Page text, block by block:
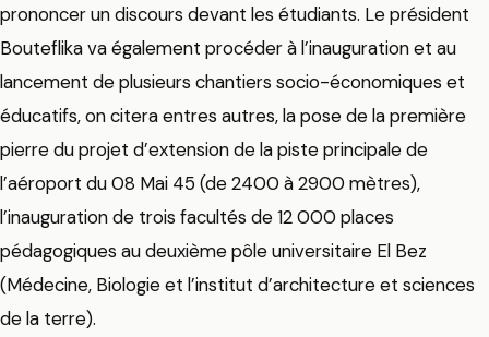
prononcer un discours devant les étudiants. Le président
Bouteflika va également procéder à l’inauguration et au
lancement de plusieurs chantiers socio-économiques et
éducatifs, on citera entres autres, la pose de la première
pierre du projet d’extension de la piste principale de
l’aéroport du 08 Mai 45 (de 2400 à 2900 mètres),
l’inauguration de trois facultés de 12 000 places
pédagogiques au deuxième pôle universitaire El Bez
(Médecine, Biologie et l’institut d’architecture et sciences
de la terre).